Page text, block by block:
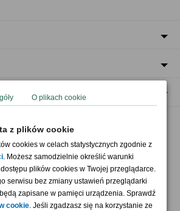
Akceptujemy płatności
O plikach cookie
z plików cookie
cookies w celach statystycznych zgodnie z
. Możesz samodzielnie określić warunki
plików cookies w Twojej przeglądarce.
serwisu bez zmiany ustawień przeglądarki
zapisane w pamięci urządzenia. Sprawdź
cookie. Jeśli zgadzasz się na korzystanie ze